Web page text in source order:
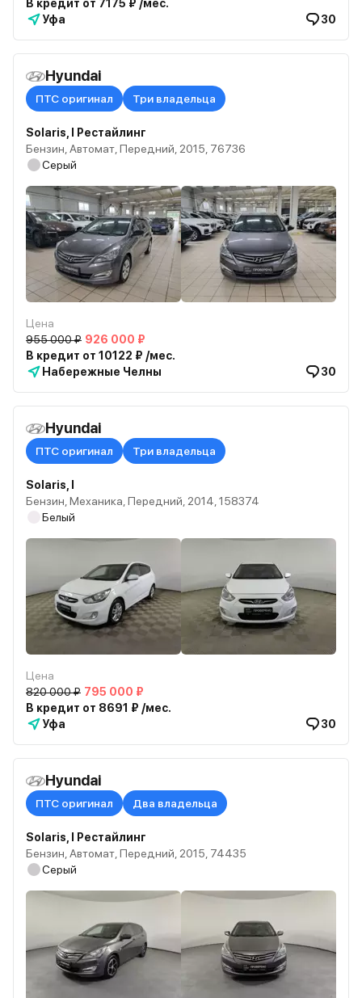
В кредит от 7175 ₽ /мес.
Уфа
30
Hyundai
ПТС оригинал Три владельца
Solaris, I Рестайлинг
Бензин, Автомат, Передний, 2015, 76736
Серый
Цена
955 000 ₽ 926 000 ₽
В кредит от 10122 ₽ /мес.
Набережные Челны
30
Hyundai
ПТС оригинал Три владельца
Solaris, I
Бензин, Механика, Передний, 2014, 158374
Белый
Цена
820 000 ₽ 795 000 ₽
В кредит от 8691 ₽ /мес.
Уфа
30
Hyundai
ПТС оригинал Два владельца
Solaris, I Рестайлинг
Бензин, Автомат, Передний, 2015, 74435
Серый